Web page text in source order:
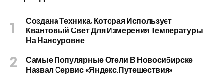
Создана Техника, Которая Использует
Квантовый Свет Для Измерения Температуры
На Наноуровне
Самые Популярные Отели В Новосибирске
Назвал Сервис «Яндекс.Путешествия»